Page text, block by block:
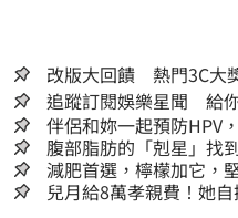
改版大回饋 熱門3C大
追蹤訂閱娛樂星聞 給
伴侶和妳一起預防HPV
腹部脂肪的「剋星」找
囊，瘦出小蠻腰
減肥首選，檸檬加它，
人生
兒月給8萬孝親費！她